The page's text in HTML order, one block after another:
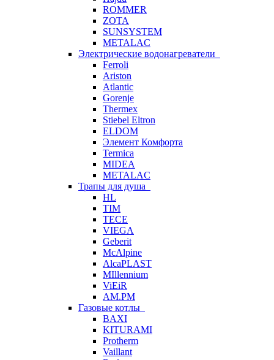
ROMMER
ZOTA
SUNSYSTEM
METALAC
Электрические водонагреватели
Ferroli
Ariston
Atlantic
Gorenje
Thermex
Stiebel Eltron
ELDOM
Элемент Комфорта
Termica
MIDEA
METALAC
Трапы для душа
HL
TIM
TECE
VIEGA
Geberit
McAlpine
AlcaPLAST
MIllennium
ViEiR
AM.PM
Газовые котлы
BAXI
KITURAMI
Protherm
Vaillant